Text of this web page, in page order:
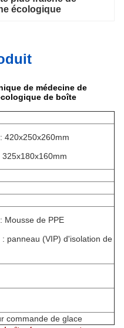
écologique
de médecine de
de boîte
420x250x260mm
325x180x160mm
Mousse de PPE
: panneau (VIP) d'isolation de
commande de glace